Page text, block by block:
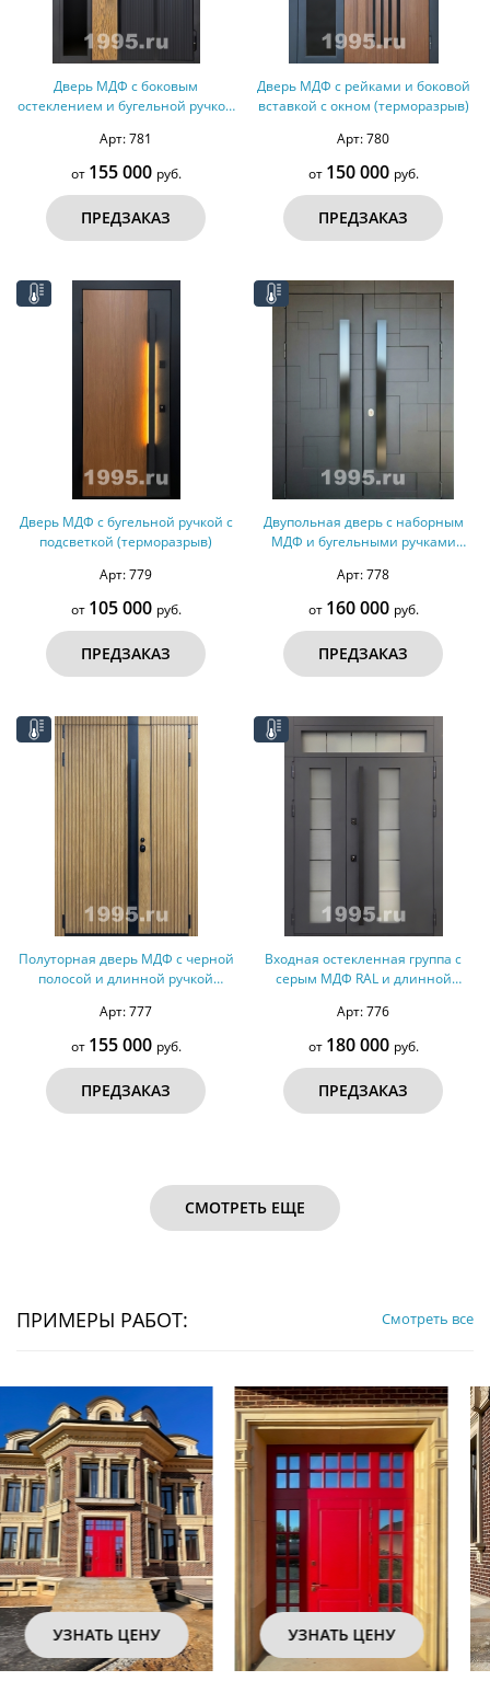
Дверь МДФ с боковым
остеклением и бугельной ручкой
Арт: 781
от 155 000 руб.
ПРЕДЗАКАЗ
Дверь МДФ с рейками и боковой
вставкой с окном (терморазрыв)
Арт: 780
от 150 000 руб.
ПРЕДЗАКАЗ
Дверь МДФ с бугельной ручкой с
подсветкой (терморазрыв)
Арт: 779
от 105 000 руб.
ПРЕДЗАКАЗ
Двупольная дверь с наборным
МДФ и бугельными ручками
Арт: 778
от 160 000 руб.
ПРЕДЗАКАЗ
Полуторная дверь МДФ с черной
полосой и длинной ручкой
Арт: 777
от 155 000 руб.
ПРЕДЗАКАЗ
Входная остекленная группа с
серым МДФ RAL и длинной
Арт: 776
от 180 000 руб.
ПРЕДЗАКАЗ
СМОТРЕТЬ ЕЩЕ
ПРИМЕРЫ РАБОТ: Смотреть все
УЗНАТЬ ЦЕНУ УЗНАТЬ ЦЕНУ